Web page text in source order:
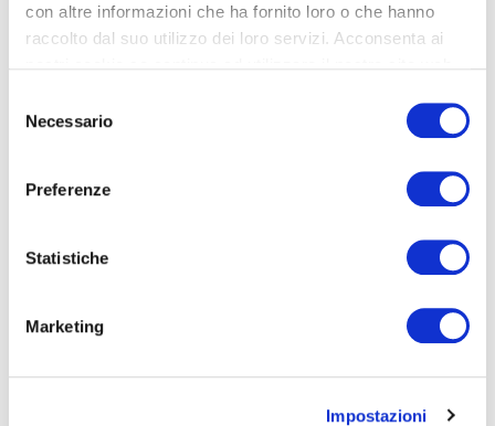
con altre informazioni che ha fornito loro o che hanno
raccolto dal suo utilizzo dei loro servizi. Acconsenta ai
delNecessario
Preferenze
Statistiche
Marketing
Impostazioni